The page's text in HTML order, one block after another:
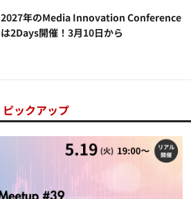
2027年のMedia Innovation Conference
は2Days開催！3月10日から
ピックアップ